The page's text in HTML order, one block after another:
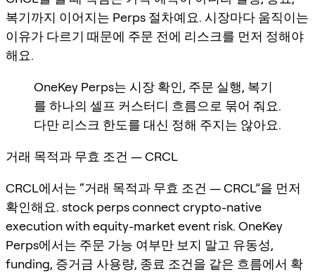
복기까지 이어지는 Perps 절차예요. 시장마다 움직이는
이유가 다르기 때문에 주문 전에 리스크를 먼저 정해야
해요.
OneKey Perps는 시장 확인, 주문 실행, 복기
를 하나의 셀프 커스터디 흐름으로 묶어 줘요.
다만 리스크 한도를 대신 정해 주지는 않아요.
거래 목적과 무효 조건 — CRCL
CRCL에서는 “거래 목적과 무효 조건 — CRCL”을 먼저
확인해요. stock perps connect crypto-native
execution with equity-market event risk. OneKey
Perps에서는 주문 가능 여부만 보지 말고 유동성,
funding, 증거금 사용량, 종료 조건을 같은 흐름에서 확